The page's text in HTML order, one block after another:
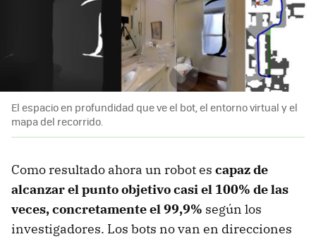
El espacio en profundidad que ve el bot, el entorno virtual y el
mapa del recorrido.
Como resultado ahora un robot es capaz de
alcanzar el punto objetivo casi el 100% de las
veces, concretamente el 99,9% según los
investigadores. Los bots no van en direcciones